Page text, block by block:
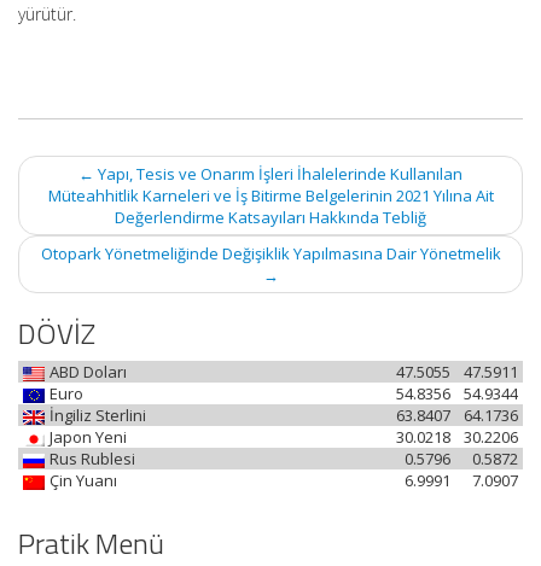
yürütür.
Post
navigation
← Yapı, Tesis ve Onarım İşleri İhalelerinde Kullanılan
Müteahhitlik Karneleri ve İş Bitirme Belgelerinin 2021 Yılına Ait
Değerlendirme Katsayıları Hakkında Tebliğ
Otopark Yönetmeliğinde Değişiklik Yapılmasına Dair Yönetmelik
→
DÖVİZ
ABD Doları 47.5911
47.5055
Euro
54.9344
54.8356
İngiliz Sterlini
64.1736
63.8407
Japon Yeni
30.2206
30.0218
Rus Rublesi
0.5872
0.5796
Çin Yuanı
7.0907
6.9991
Pratik Menü